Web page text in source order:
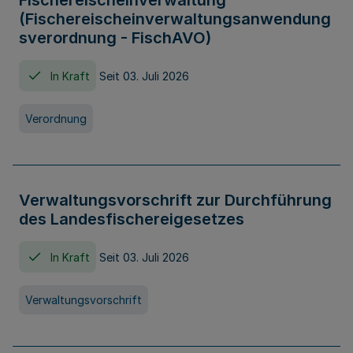
(Fischereischeinverwaltungsanwendung
sverordnung - FischAVO)
In Kraft Seit 03. Juli 2026
Verordnung
Verwaltungsvorschrift zur Durchführung
des Landesfischereigesetzes
In Kraft Seit 03. Juli 2026
Verwaltungsvorschrift